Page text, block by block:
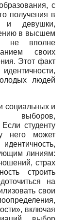
с
получения в
и девушки,
в высшем
не вполне
своих
Этот факт
людей
социальных и
выборов,
студенту
него может
линиям:
страх
строить
на
свои
включая